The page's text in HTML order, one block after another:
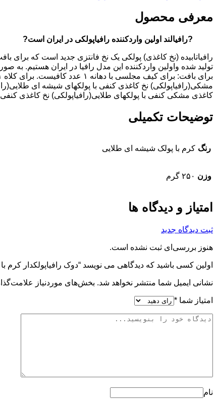
معرفی محصول
?رافیالند اولین واردکننده رافیاپولکی در ایران است?
رافیاتابیده (نخ کاغذی) پولکی یک نخ فانتزی جدید است که برای
تولید شده واولین واردکننده این مدل رافیا در ایران هستیم.
مشکی(رافیاپولکی) نخ کاغذی کنفی با پولکهای شیشه ای
کاغذی مشکی کنفی با پولکهای طلایی(رافیاپولکی) نخ کاغذی
توضیحات تکمیلی
رنگ کرم با پولک شیشه ای طلایی
وزن ۲۵۰ گرم
امتیاز و دیدگاه ها
ثبت دیدگاه جدید
هنوز بررسی‌ای ثبت نشده است.
اولین کسی باشید که دیدگاهی می نویسد “دوک رافیاپولکدار کرم
نشانی ایمیل شما منتشر نخواهد شد. بخش‌های موردنیاز
امتیاز شما *
نام